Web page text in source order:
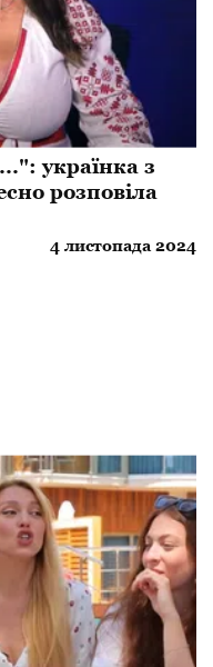
українка з
розповіла
4 листопада 2024